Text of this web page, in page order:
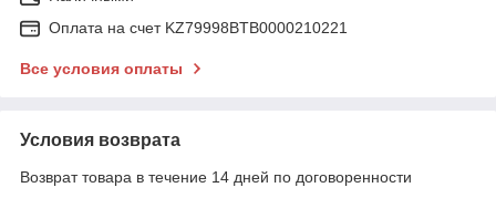
Оплата на счет KZ79998BTB0000210221
Все условия оплаты
Условия возврата
Возврат товара в течение 14 дней по договоренности